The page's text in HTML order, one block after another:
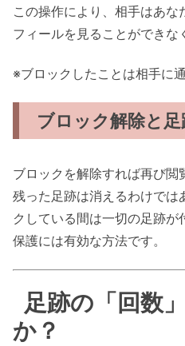
この操作により、相手はあな
フィールを見ることができな
※ブロックしたことは相手に
ブロック解除と
ブロックを解除すれば再び閲
残った足跡は消えるわけでは
クしている間は一切の足跡
保護には有効な方法です。
足跡の「回数
か？